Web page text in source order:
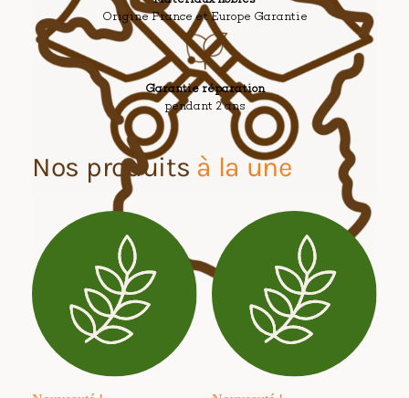
Origine France et Europe Garantie
Garantie réparation
pendant 2 ans
Nos produits à la une